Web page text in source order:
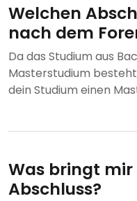
Welchen
nach dem
Da das Studium aus
Masterstudium
dein Studium einen
Was bringt mir
Abschluss?